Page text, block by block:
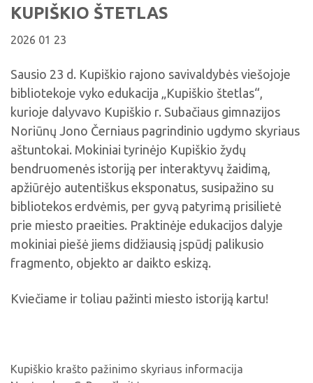
Biblioteka visiems
Viktorinos
Žymūs kupiškėnai
Skulptūros, prabylančios autoriaus balsu
Mūsų kraštas
Virtualios parodos
Edukaciniai užsiėmimai
NVŠ programa „Atrask ir kurk"
Periodiniai leidiniai
Tau patiks
Naudinga informacija
Padaliniai
KUPIŠKIO ŠTETLAS
2026 01 23
Sausio 23 d. Kupiškio rajono savivaldybės viešojoje
bibliotekoje vyko edukacija „Kupiškio štetlas“,
kurioje dalyvavo Kupiškio r. Subačiaus gimnazijos
Noriūnų Jono Černiaus pagrindinio ugdymo skyriaus
aštuntokai. Mokiniai tyrinėjo Kupiškio žydų
bendruomenės istoriją per interaktyvų žaidimą,
apžiūrėjo autentiškus eksponatus, susipažino su
bibliotekos erdvėmis, per gyvą patyrimą prisilietė
prie miesto praeities. Praktinėje edukacijos dalyje
mokiniai piešė jiems didžiausią įspūdį palikusio
fragmento, objekto ar daikto eskizą.
Kviečiame ir toliau pažinti miesto istoriją kartu!
Kupiškio krašto pažinimo skyriaus informacija